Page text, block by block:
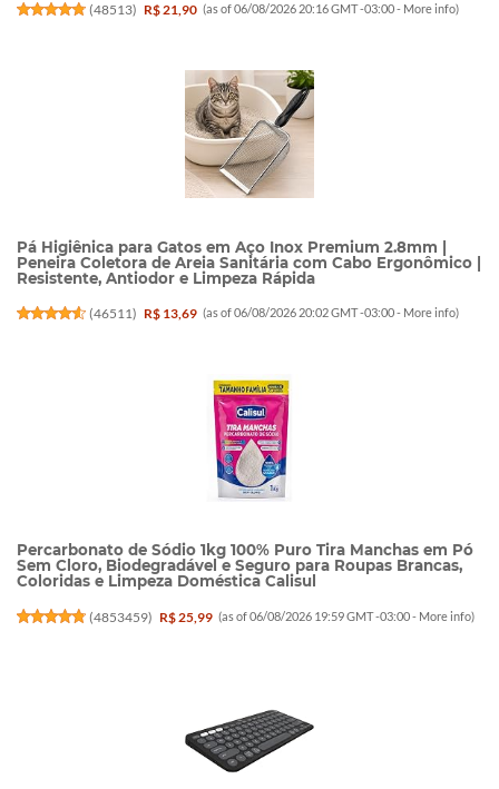
(48513) R$ 21,90 (as of 06/08/2026 20:16 GMT -03:00 - More info)
Pá Higiênica para Gatos em Aço Inox Premium 2.8mm |
Peneira Coletora de Areia Sanitária com Cabo Ergonômico |
Resistente, Antiodor e Limpeza Rápida
(46511) R$ 13,69 (as of 06/08/2026 20:02 GMT -03:00 - More info)
Percarbonato de Sódio 1kg 100% Puro Tira Manchas em Pó
Sem Cloro, Biodegradável e Seguro para Roupas Brancas,
Coloridas e Limpeza Doméstica Calisul
(4853459) R$ 25,99 (as of 06/08/2026 19:59 GMT -03:00 - More info)